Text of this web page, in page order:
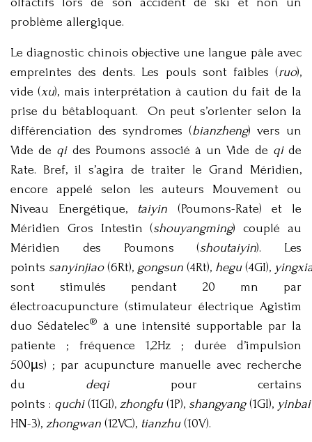
problème allergique.
Le diagnostic chinois objective une langue pâle avec
empreintes des dents. Les pouls sont faibles (ruo),
vide (xu), mais interprétation à caution du fait de la
prise du bêtabloquant. On peut s’orienter selon la
différenciation des syndromes (bianzheng) vers un
Vide de qides Poumons associé à un Vide de qide
Rate. Bref, il s’agira de traiter le Grand Méridien,
encore appelé selon les auteurs Mouvement ou
Niveau Energétique, taiyin (Poumons-Rate) et le
Méridien Gros Intestin (shouyangming) couplé au
Méridien des Poumons (shoutaiyin). Les
points sanyinjiao(6Rt), gongsun (4Rt), hegu(4GI),
sont stimulés pendant 20 mn par
électroacupuncture (stimulateur électrique Agistim
duo Sédatelec® à une intensité supportable par la
patiente ; fréquence 1,2Hz ; durée d’impulsion
500µs) ; par acupuncture manuelle avec recherche
du deqipour certains
points : quchi(11GI), zhongfu(1P), shangyang(1GI), yinbai
HN-3), zhongwan (12VC), tianzhu(10V).